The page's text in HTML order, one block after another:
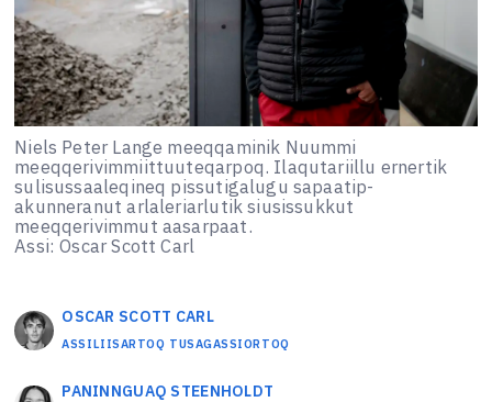
Niels Peter Lange meeqqaminik Nuummi
meeqqerivimmiittuuteqarpoq. Ilaqutariillu ernertik
sulisussaaleqineq pissutigalugu sapaatip-
akunneranut arlaleriarlutik siusissukkut
meeqqerivimmut aasarpaat.
Assi: Oscar Scott Carl
OSCAR SCOTT CARL
ASSILIISARTOQ TUSAGASSIORTOQ
PANINNGUAQ STEENHOLDT